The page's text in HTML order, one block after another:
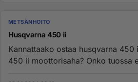
METSÄNHOITO
Husqvarna 450 ii
Kannattaako ostaa husqvarna 450
450 ii moottorisaha? Onko tuossa